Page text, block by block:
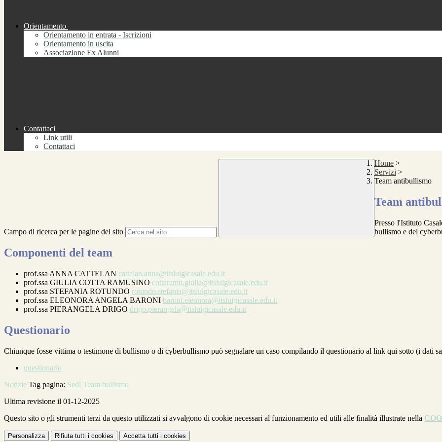
Orientamento
Orientamento in entrata - Iscrizioni
Orientamento in uscita
Associazione Ex Alunni
Contattaci
Link utili
Contattaci
Campo di ricerca per le pagine del sito
Home >
Servizi >
Team antibullismo
Team
Presso l'Istituto
bullismo e del
Componenti del team
prof.ssa ANNA CATTELAN cattelan.anna@itsluigicasale.edu.it
prof.ssa GIULIA COTTA RAMUSINO cottaramu.giulia@itsluigicasale.edu.it
prof.ssa STEFANIA ROTUNDO rotundo.stefania@itsluigicasale.edu.it
prof.ssa ELEONORA ANGELA BARONI baroni.eleonora@itsluigicasale.edu.it
prof.ssa PIERANGELA DRIGO drigo.pierangela@itsluigicasale.edu.it
Questionario
Chiunque fosse vittima o testimone di bullismo o di cyberbullismo può segnalare un caso compilando il questionario al link qui sotto (i dati
questionario
Notizie Tag pagina: Sedi Team bullismo
Ultima revisione il 01-12-2025
Questo sito o gli strumenti terzi da questo utilizzati si avvalgono di cookie necessari al funzionamento ed utili alle finalità illustrate nella
Personalizza Rifiuta tutti i cookies Accetta tutti i cookies